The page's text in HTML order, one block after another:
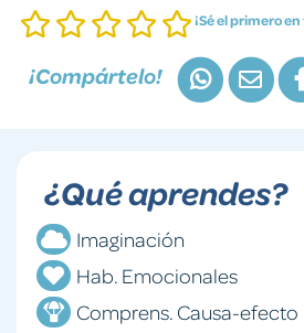
¡Sé el primero
¡Compártelo!
¿Qué aprendes?
Imaginación
Hab. Emocionales
Comprens. Causa-efecto